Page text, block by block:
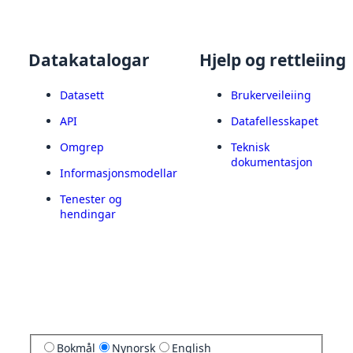
Datakatalogar
Datasett
API
Omgrep
Informasjonsmodellar
Tenester og
hendingar
Hjelp og rettleiing
Brukerveileiing
Datafellesskapet
Teknisk
dokumentasjon
Bokmål Nynorsk English